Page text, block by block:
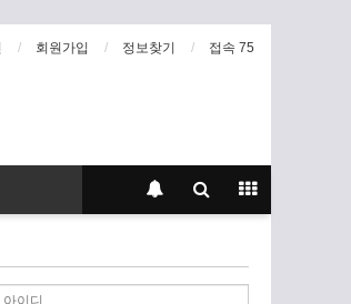
회원가입 정보찾기 접속 75